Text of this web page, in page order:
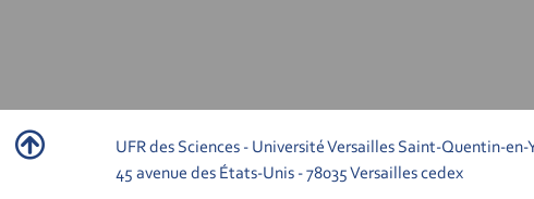
UFR des Sciences - Université Versailles Saint-Quentin-en-
45 avenue des États-Unis - 78035 Versailles cedex